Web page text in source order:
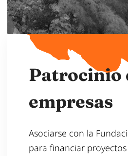
Patrocinio
empresas
Asociarse con la
para financiar